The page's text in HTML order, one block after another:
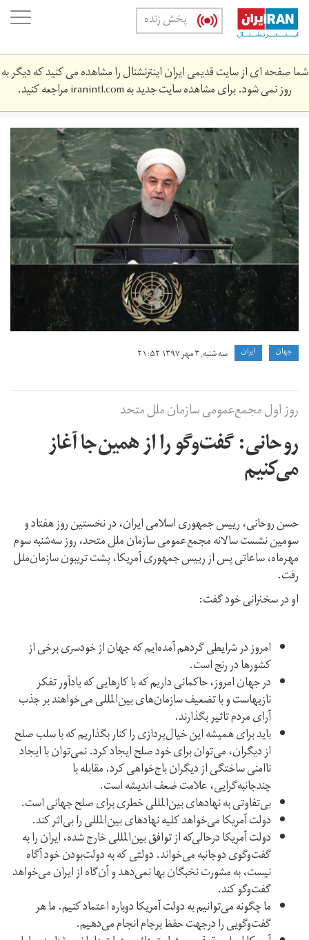
Skip
main
content
پخش زنده
شما صفحه ای از سایت قدیمی ایران اینترنشنال را مشاهده می کنید که دیگر به
روز نمی شود. برای مشاهده سایت جدید بهiranintl.comمراجعه کنید.
2018-
09-
assembly.jpg
جهان ايران سه شنبه, ۳ مهر ۱۳۹۷ ۲۱:۵۲
روز اول مجمع‌عمومی سازمان ملل متحد
روحانی: گفت‌وگو را از همین‌جا آغاز
می‌کنیم
حسن روحانی، رییس جمهوری اسلامی ایران، در نخستین روز هفتاد و
سومین نشست سالانه مجمع‌عمومی سازمان ملل متحد، روز سه‌شنبه سوم
مهرماه، ساعاتی پس از رییس جمهوری آمریکا، پشت تریبون سازمان‌ملل
رفت.
او در سخنرانی خود گفت:
امروز در شرایطی گردهم آمده‌ایم که جهان از خودسری برخی از
کشورها در رنج است.
در جهان امروز، حاکمانی داریم که با کارهایی که یادآور تفکر
نازیهاست و با تضعیف سازمان‌های بین‌المللی می‌خواهند بر جذب
آرای مردم تاثیر بگذارند.
باید برای همیشه این خیال‌پردازی را کنار بگذاریم که با سلب صلح
از دیگران، می‌توان برای خود صلح ایجاد کرد. نمی‌توان با ایجاد
ناامنی ساختگی از دیگران باج‌خواهی کرد. مقابله با
چندجانبه‌گرایی، علامت ضعف اندیشه است.
بی‌تفاوتی به نهادهای بین‌المللی خطری برای صلح جهانی است.
دولت آمریکا می‌خواهد کلیه نهادهای بین‌المللی را بی‌اثر کند.
دولت آمریکا درحالی‌که از توافق بین‌المللی خارج شده، ایران را به
گفت‌وگوی دوجانبه می‌خواند. دولتی که به دولت‌بودن خود آگاه
نیست، به مشورت نخبگان بها نمی‌دهد و آن‌گاه از ایران می‌خواهد
گفت‌وگو کند.
ما چگونه می‌توانیم به دولت آمریکا دوباره اعتماد کنیم. ما هر
گفت‌وگویی را درجهت حفظ برجام انجام می‌دهیم.